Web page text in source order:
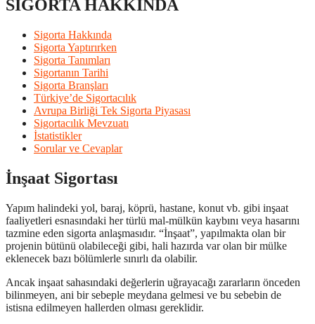
SİGORTA HAKKINDA
Sigorta Hakkında
Sigorta Yaptırırken
Sigorta Tanımları
Sigortanın Tarihi
Sigorta Branşları
Türkiye’de Sigortacılık
Avrupa Birliği Tek Sigorta Piyasası
Sigortacılık Mevzuatı
İstatistikler
Sorular ve Cevaplar
İnşaat Sigortası
Yapım halindeki yol, baraj, köprü, hastane, konut vb. gibi inşaat
faaliyetleri esnasındaki her türlü mal-mülkün kaybını veya hasarını
tazmine eden sigorta anlaşmasıdır. “İnşaat”, yapılmakta olan bir
projenin bütünü olabileceği gibi, hali hazırda var olan bir mülke
eklenecek bazı bölümlerle sınırlı da olabilir.
Ancak inşaat sahasındaki değerlerin uğrayacağı zararların önceden
bilinmeyen, ani bir sebeple meydana gelmesi ve bu sebebin de
istisna edilmeyen hallerden olması gereklidir.